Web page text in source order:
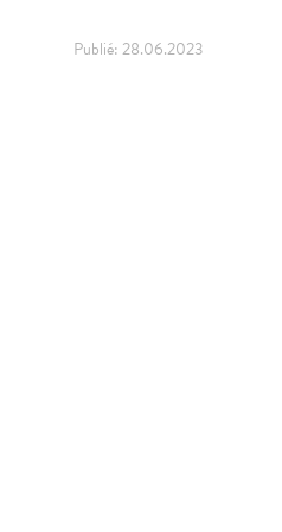
Publié:28.06.2023